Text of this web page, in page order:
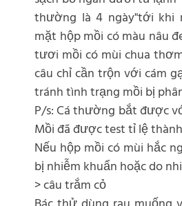
thường là 4 ngày"tới khi
mặt hộp mồi có màu nâu
tươi mồi có mùi chua
câu chỉ cần trộn với cám
tránh tình trạng mồi bị
P/s: Cá thường bắt được
Mồi đã được test tỉ lệ
Nếu hộp mồi có mùi hắc
bị nhiễm khuẩn hoặc do
> câu trắm cỏ